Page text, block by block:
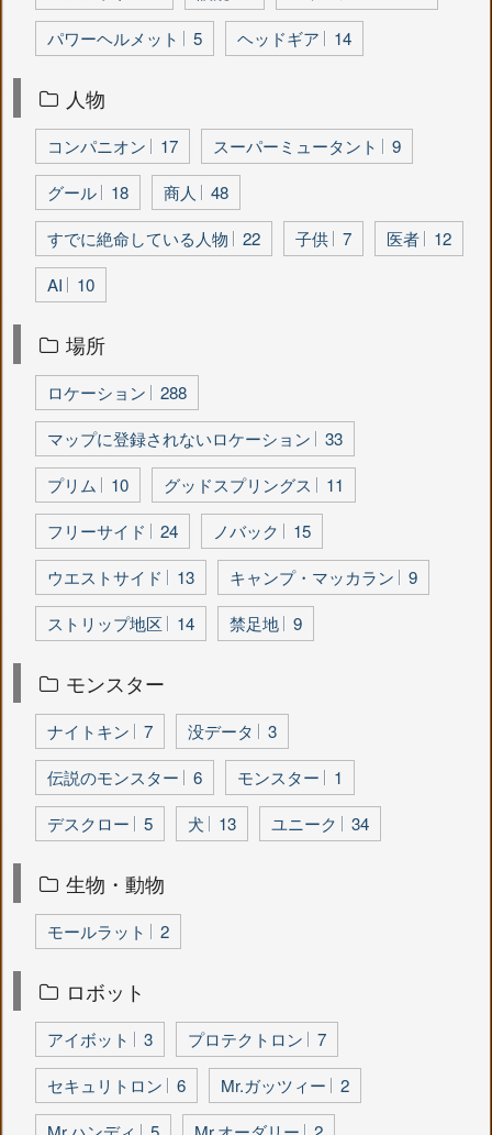
パワーヘルメット
5 ヘッドギア 14
人物
コンパニオン 17 スーパーミュータント
9
グール
18 商人
48
すでに絶命している人物
22 子供 7 医者
12
AI
10
場所
ロケーション
288
マップに登録されないロケーション
33
プリム
10 グッドスプリングス
11
フリーサイド
24 ノバック
15
ウエストサイド
13 キャンプ・マッカラン
9
ストリップ地区
14 禁足地 9
モンスター
ナイトキン 7 没データ
3
伝説のモンスター
6 モンスター
1
デスクロー
5 犬 13 ユニーク 34
生物・動物
モールラット 2
ロボット
アイボット 3 プロテクトロン
7
セキュリトロン
6 Mr.ガッツィー
2